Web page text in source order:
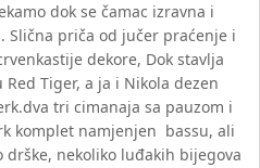
dok se čamac izravna i
Slična priča od jučer praćenje i
dekore, Dok stavlja
Tiger, a ja i Nikola dezen
tri cimanaja sa pauzom i
komplet namjenjen bassu, ali
nekoliko luđakih bijegova